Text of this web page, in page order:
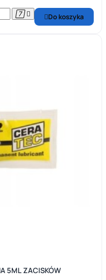
  Do koszyka
5ML ZACISKÓW